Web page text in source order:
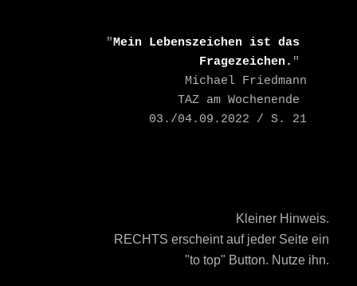
    "
Mein Lebenszeichen ist das
Fragezeichen. "
03./04.09.2022 / S. 21
Kleiner Hinweis.
RECHTS erscheint auf jeder Seite ein
"to top" Button. Nutze ihn.